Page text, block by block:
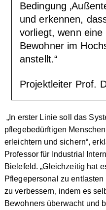
Bedingung
und erkennen,
vorliegt, wenn
Bewohner im
anstellt.“
Projektleiter Prof.
„In erster Linie soll das
pflegebedürftigen
erleichtern und sichern“,
Professor für Industrial
Bielefeld. „Gleichzeitig hat
Pflegepersonal zu
zu verbessern, indem es
Bewohners überwacht und